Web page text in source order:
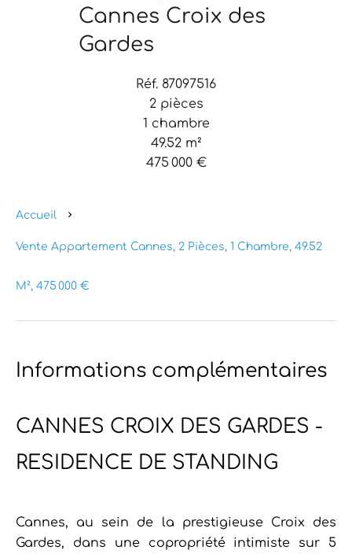
Cannes Croix des
Gardes
Réf. 87097516
2 pièces
1 chambre
49.52 m²
475 000 €
Accueil
Vente Appartement Cannes, 2 Pièces, 1 Chambre, 49.52
M², 475 000 €
Informations complémentaires
CANNES CROIX DES GARDES -
RESIDENCE DE STANDING
Cannes, au sein de la prestigieuse Croix des
Gardes, dans une copropriété intimiste sur 5